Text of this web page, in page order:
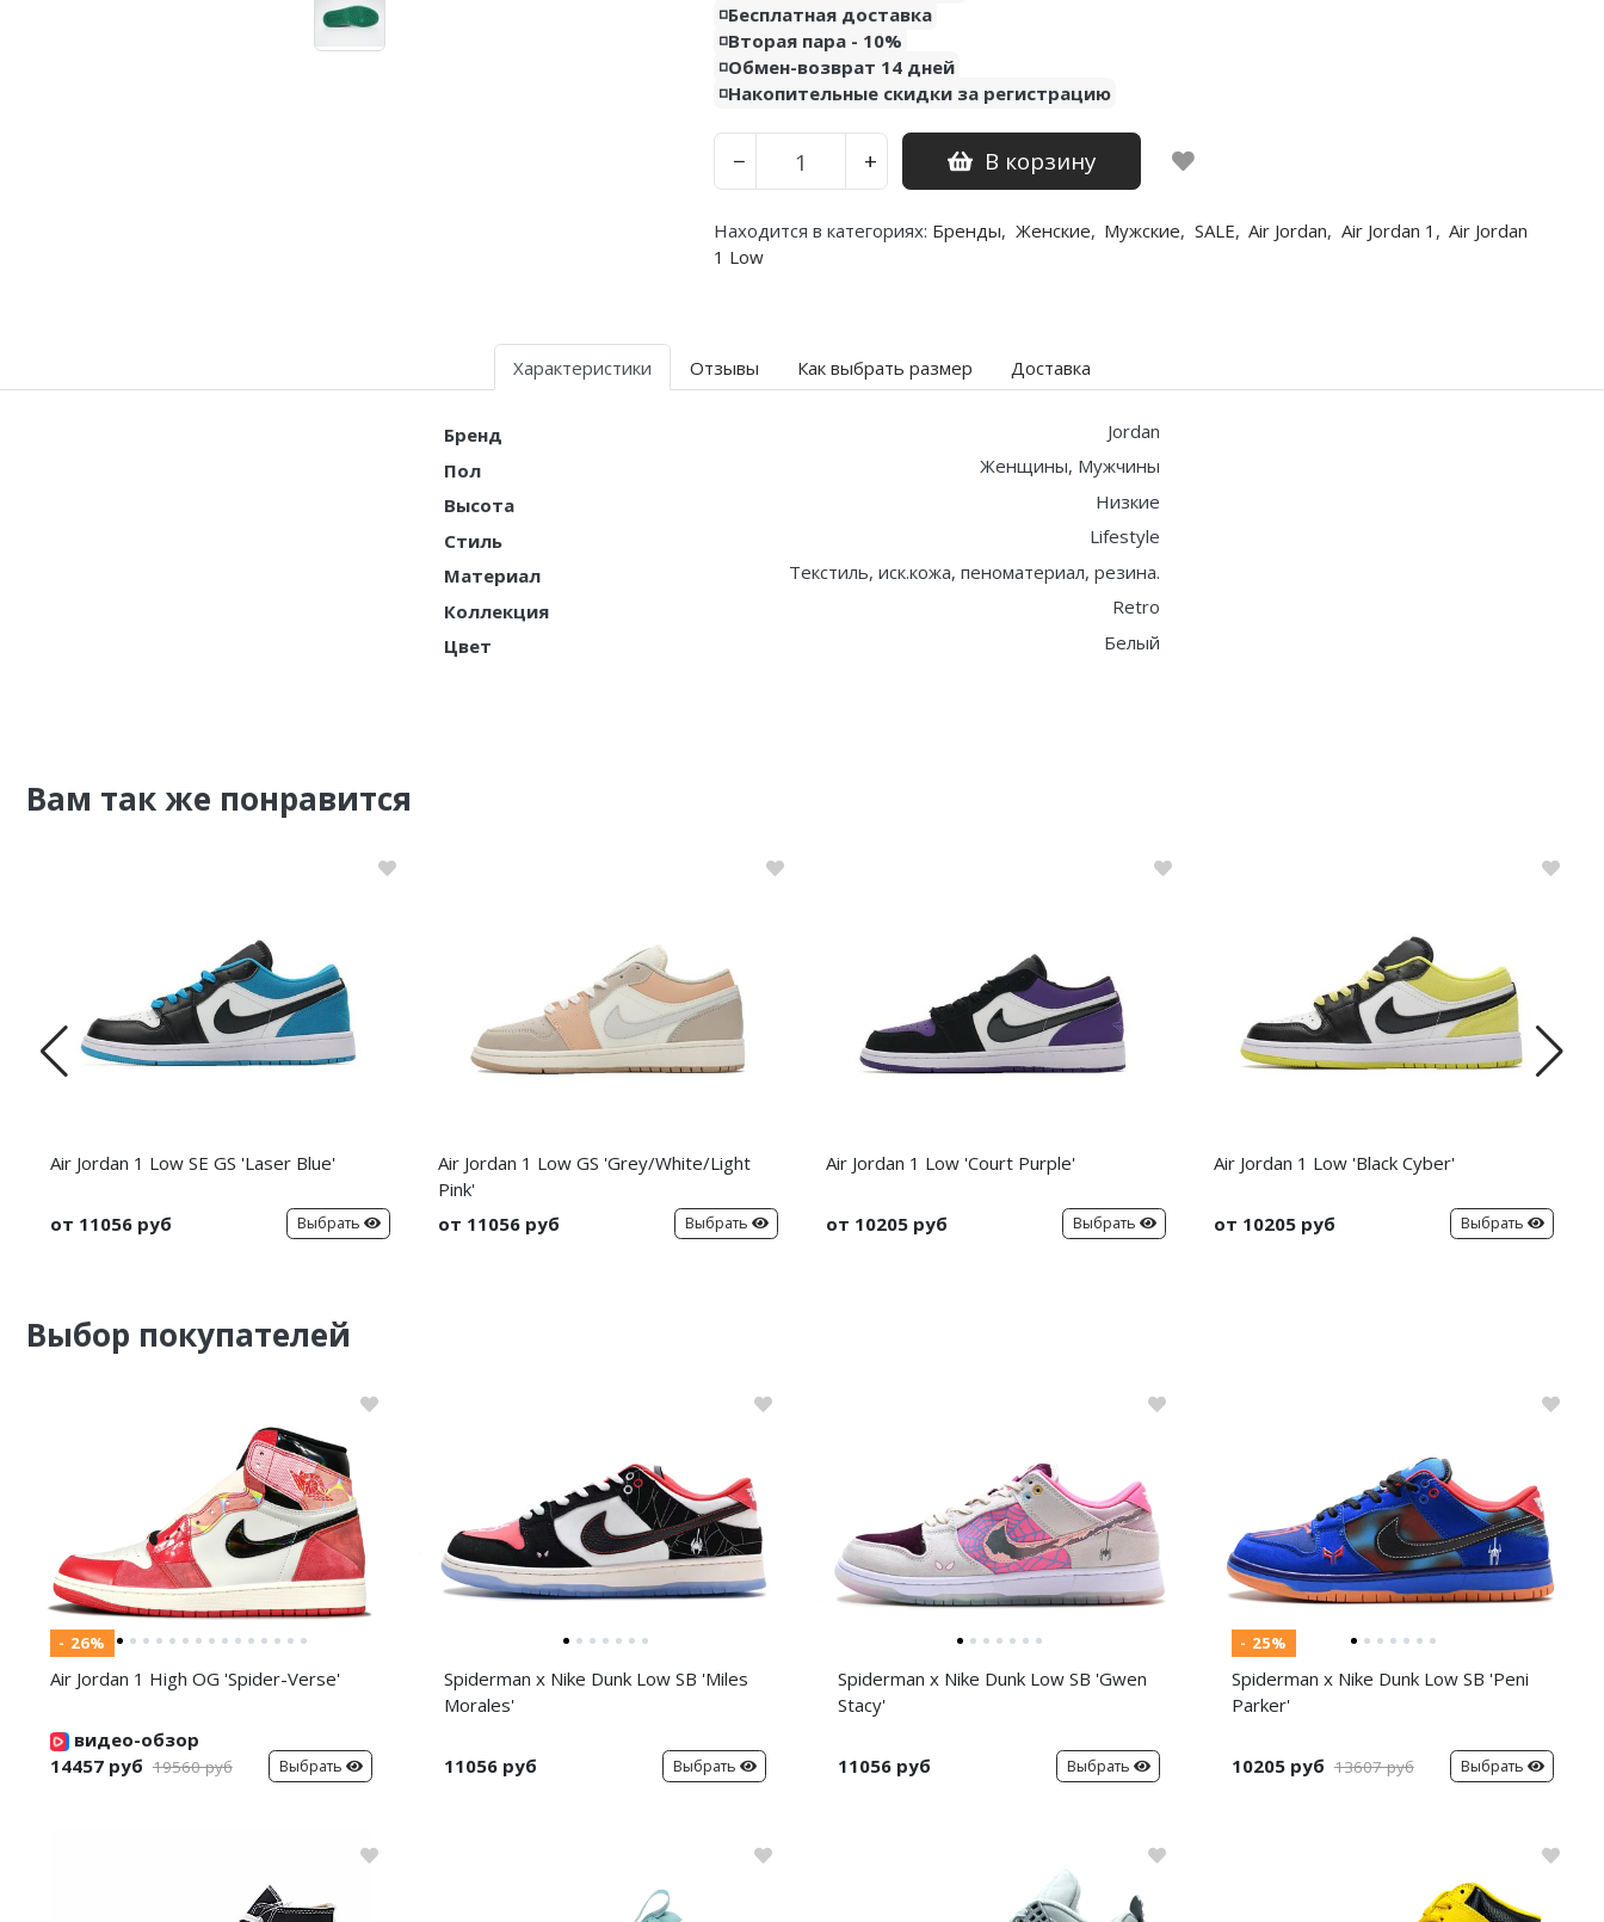
◽️Бесплатная доставка
◽️Вторая пара - 10%
◽️Обмен-возврат 14 дней
◽️Накопительные скидки за регистрацию
− + В корзину
Находится в категориях: Бренды, Женские, Мужские, SALE, Air Jordan, Air Jordan 1 , Air Jordan
1 Low
Характеристики Отзывы Как выбрать размер Доставка
Бренд
Jordan
Пол
Женщины, Мужчины
Высота
Низкие
Стиль
Lifestyle
Материал
Текстиль, иск.кожа, пеноматериал, резина.
Коллекция
Retro
Цвет
Белый
Вам так же понравится
Air Jordan 1 Low SE GS 'Laser Blue'
от 11056 руб Выбрать
Air Jordan 1 Low GS 'Grey/White/Light
Pink'
от 11056 руб
Выбрать
Air Jordan 1 Low 'Court Purple'
от 10205 руб Выбрать
Air Jordan 1 Low 'Black Cyber'
от 10205 руб Выбрать
Выбор покупателей
- 26%
Air Jordan 1 High OG 'Spider-Verse'
видео-обзор
14457 руб 19560 руб Выбрать
Spiderman x Nike Dunk Low SB 'Miles
Morales'
11056 руб Выбрать
Spiderman x Nike Dunk Low SB 'Gwen
Stacy'
11056 руб Выбрать
- 25%
Spiderman x Nike Dunk Low SB 'Peni
Parker'
10205 руб 13607 руб Выбрать